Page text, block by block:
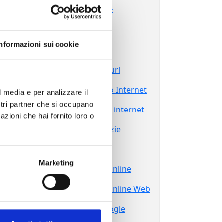
sui cookie
e per analizzare il
partner che si occupano
che hai fornito loro o
Marketing
Cancellare Link
Chi Siamo
Contatti
Deindicizzare url
Diritto all’Oblio Internet
Diritto all’oblio internet
Eliminare Notizie
Grazie
Reputazione Online
Reputazione Online Web
Sparire da Google